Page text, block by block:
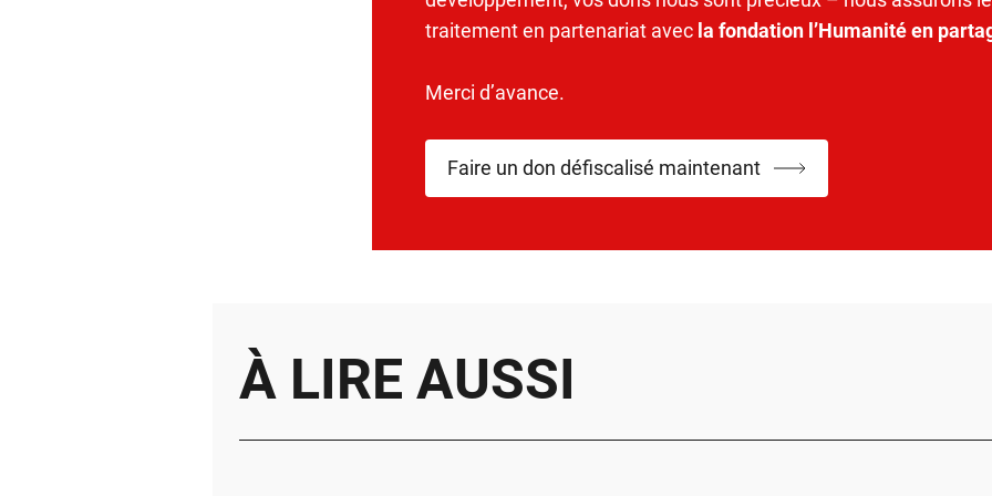
traitement en partenariat avec la fondation l’Humanité en
Merci d’avance.
Faire un don défiscalisé maintenant
À LIRE AUSSI